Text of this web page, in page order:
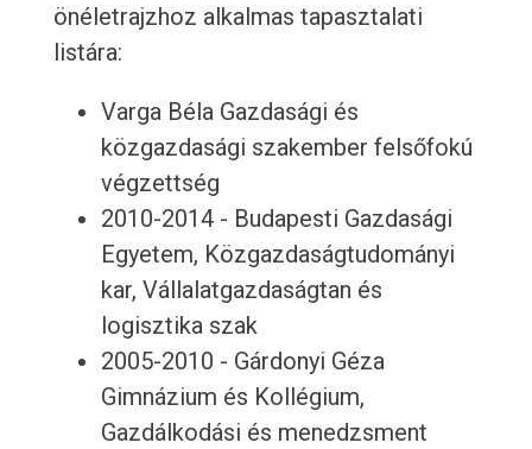
önéletrajzhoz alkalmas tapasztalati
listára:
Varga Béla Gazdasági és
közgazdasági szakember felsőfokú
végzettség
2010-2014 - Budapesti Gazdasági
Egyetem, Közgazdaságtudományi
kar, Vállalatgazdaságtan és
logisztika szak
2005-2010 - Gárdonyi Géza
Gimnázium és Kollégium,
Gazdálkodási és menedzsment